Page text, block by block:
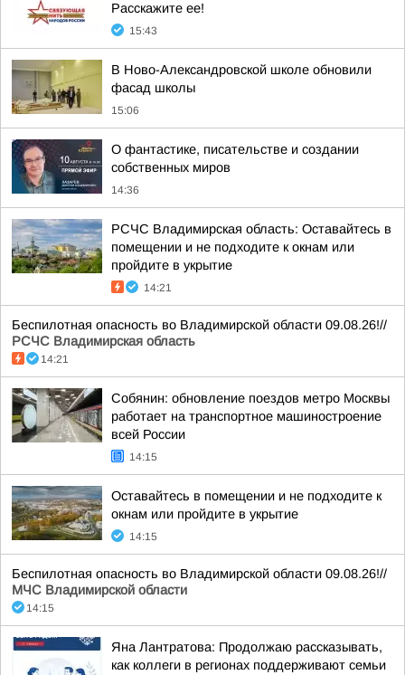
Расскажите ее!
15:43
В Ново-Александровской школе обновили
фасад школы
15:06
О фантастике, писательстве и создании
собственных миров
14:36
РСЧС Владимирская область: Оставайтесь в
помещении и не подходите к окнам или
пройдите в укрытие
14:21
Беспилотная опасность во Владимирской области 09.08.26!//
РСЧС Владимирская область
14:21
Собянин: обновление поездов метро Москвы
работает на транспортное машиностроение
всей России
14:15
Оставайтесь в помещении и не подходите к
окнам или пройдите в укрытие
14:15
Беспилотная опасность во Владимирской области 09.08.26!//
МЧС Владимирской области
14:15
Яна Лантратова: Продолжаю рассказывать,
как коллеги в регионах поддерживают семьи